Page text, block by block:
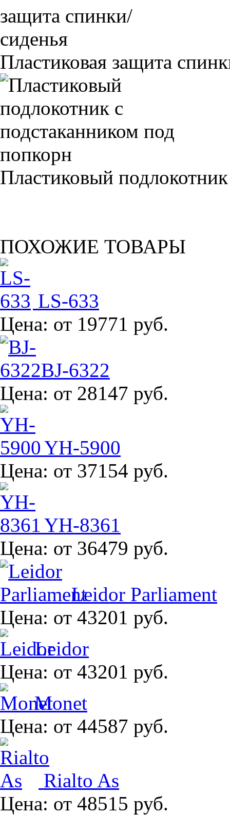
Пластиковая защита
Пластиковый
ПОХОЖИЕ ТОВАРЫ
LS-633
Цена: от 19771 руб.
BJ-6322
Цена: от 28147 руб.
YH-5900
Цена: от 37154 руб.
YH-8361
Цена: от 36479 руб.
Leidor Parliament
Цена: от 43201 руб.
Leidor
Цена: от 43201 руб.
Monet
Цена: от 44587 руб.
Rialto As
Цена: от 48515 руб.